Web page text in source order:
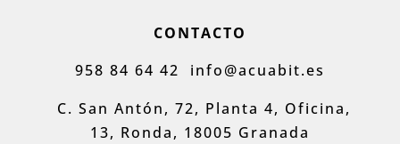
CONTACTO
958 84 64 42 info@acuabit.es
C. San Antón, 72, Planta 4, Oficina,
13, Ronda, 18005 Granada